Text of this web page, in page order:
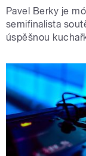
Pavel Berky je
semifinalista
úspěšnou